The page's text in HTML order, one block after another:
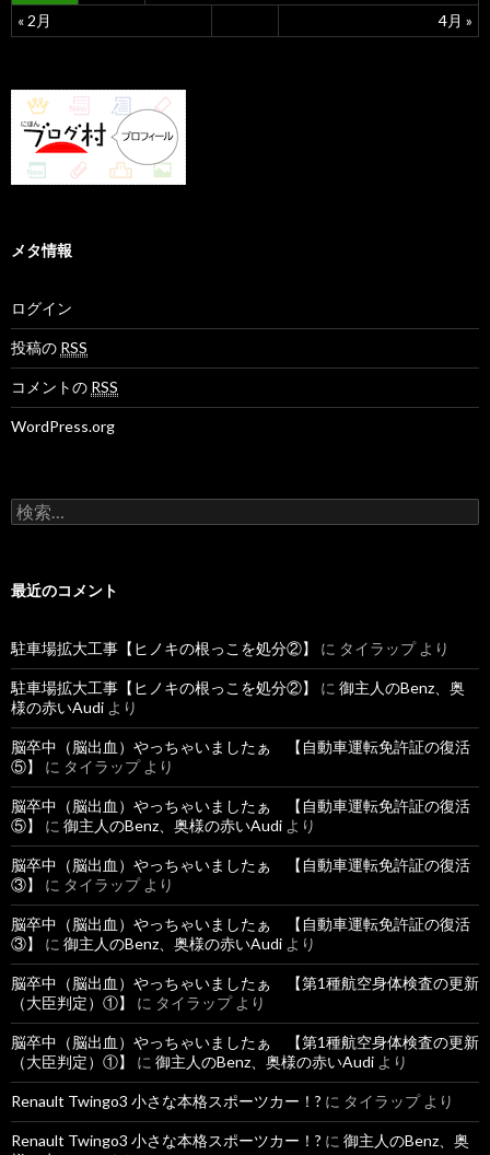
« 2月 4月 »
メタ情報
ログイン
投稿の RSS
コメントの RSS
WordPress.org
検
索
最近のコメント
駐車場拡大工事【ヒノキの根っこを処分②】 に タイラップより
駐車場拡大工事【ヒノキの根っこを処分②】 に 御主人のBenz、奥
様の赤いAudi より
脳卒中（脳出血）やっちゃいましたぁ 【自動車運転免許証の復活
⑤】
に タイラップより
脳卒中（脳出血）やっちゃいましたぁ 【自動車運転免許証の復活
⑤】
に 御主人のBenz、奥様の赤いAudi より
脳卒中（脳出血）やっちゃいましたぁ 【自動車運転免許証の復活
③】
に タイラップより
脳卒中（脳出血）やっちゃいましたぁ 【自動車運転免許証の復活
③】
に 御主人のBenz、奥様の赤いAudi より
脳卒中（脳出血）やっちゃいましたぁ 【第1種航空身体検査の更新
（大臣判定）①】
に タイラップより
脳卒中（脳出血）やっちゃいましたぁ 【第1種航空身体検査の更新
（大臣判定）①】
に 御主人のBenz、奥様の赤いAudi より
Renault Twingo3 小さな本格スポーツカー！? に タイラップより
Renault Twingo3 小さな本格スポーツカー！? に 御主人のBenz、奥